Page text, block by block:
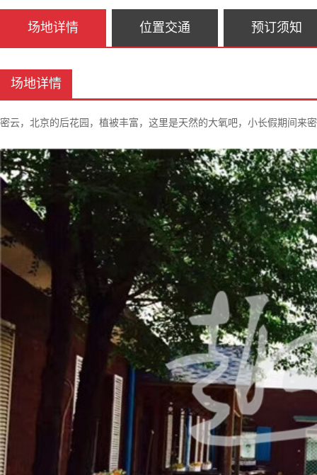
场地详情 位置交通 预订须知
场地详情
密云， 北京的后花园，植被丰富，这里是天然的大氧吧，小长假期间